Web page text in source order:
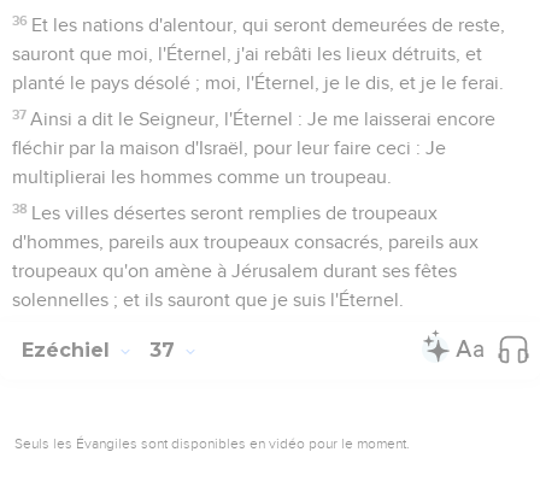
36 Et les nations d'alentour, qui seront demeurées de reste,
sauront que moi, l'Éternel, j'ai rebâti les lieux détruits, et
planté le pays désolé ; moi, l'Éternel, je le dis, et je le ferai.
37 Ainsi a dit le Seigneur, l'Éternel : Je me laisserai encore
fléchir par la maison d'Israël, pour leur faire ceci : Je
multiplierai les hommes comme un troupeau.
38 Les villes désertes seront remplies de troupeaux
d'hommes, pareils aux troupeaux consacrés, pareils aux
troupeaux qu'on amène à Jérusalem durant ses fêtes
solennelles ; et ils sauront que je suis l'Éternel.
Ezéchiel 37
Seuls les Évangiles sont disponibles en vidéo pour le moment.